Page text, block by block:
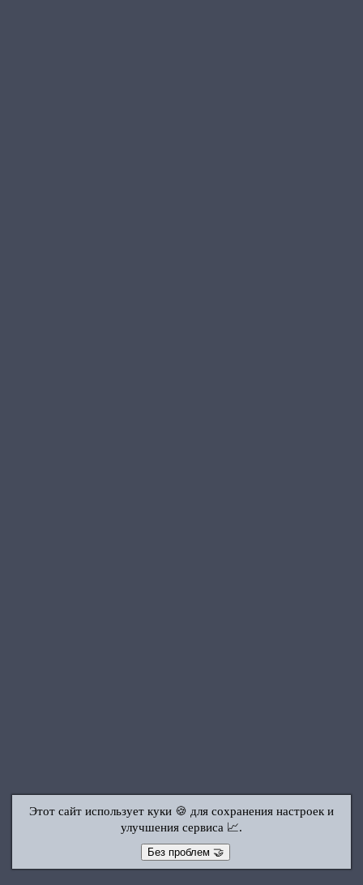
Этот сайт использует куки 🍪 для сохранения настроек и
улучшения сервиса 📈.
Без проблем 🤝